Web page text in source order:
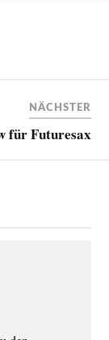
NÄCHSTER
für Futuresax